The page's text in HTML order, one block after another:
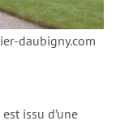
daubigny.com
issu d’une